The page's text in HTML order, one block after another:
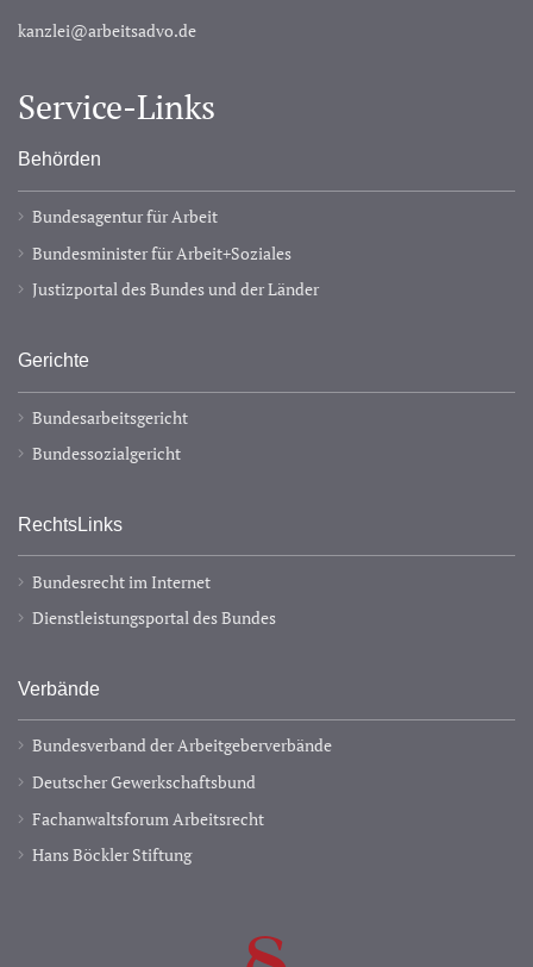
kanzlei@arbeitsadvo.de
Service-Links
Behörden
Bundesagentur für Arbeit
Bundesminister für Arbeit+Soziales
Justizportal des Bundes und der Länder
Gerichte
Bundesarbeitsgericht
Bundessozialgericht
RechtsLinks
Bundesrecht im Internet
Dienstleistungsportal des Bundes
Verbände
Bundesverband der Arbeitgeberverbände
Deutscher Gewerkschaftsbund
Fachanwaltsforum Arbeitsrecht
Hans Böckler Stiftung